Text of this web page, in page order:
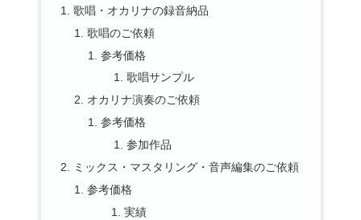
歌唱・オカリナの録音納品
歌唱のご依頼
参考価格
歌唱サンプル
オカリナ演奏のご依頼
参考価格
参加作品
ミックス・マスタリング・音声編集のご依頼
参考価格
実績